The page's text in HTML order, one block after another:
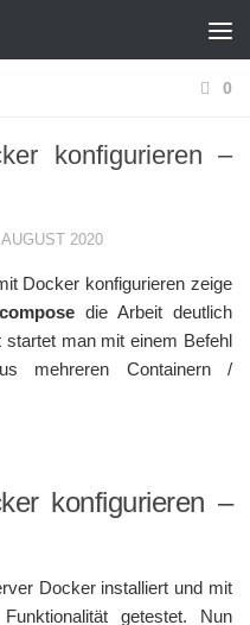
0
konfigurieren –
2020
Docker konfigurieren zeige
die Arbeit deutlich
man mit einem Befehl
mehreren Containern /
konfigurieren –
Docker installiert und mit
getestet. Nun